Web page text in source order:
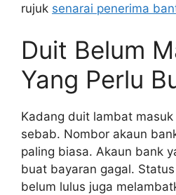
rujuk senarai penerima
Duit Belum
Yang Perlu
Kadang duit lambat
sebab. Nombor akaun
paling biasa. Akaun bank
buat bayaran gagal.
belum lulus juga